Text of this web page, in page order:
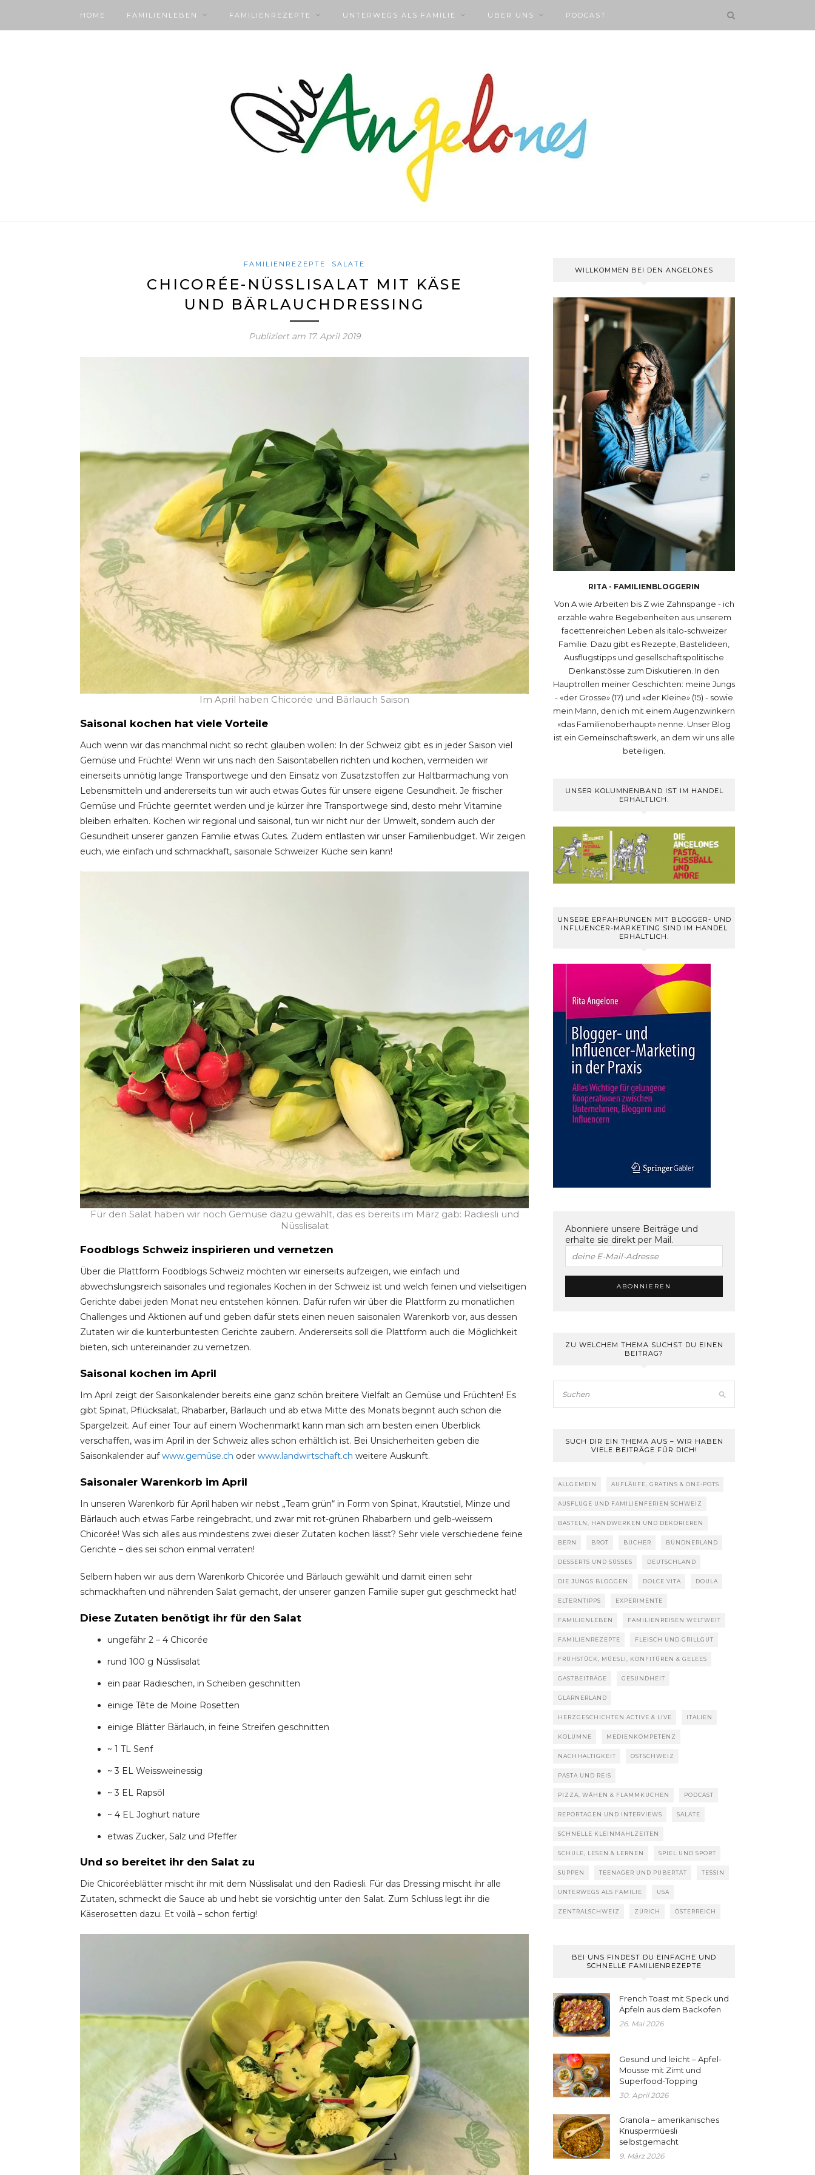
HOME FAMILIENLEBEN FAMILIENREZEPTE UNTERWEGS ALS FAMILIE ÜBER UNS PODCAST
FAMILIENREZEPTE SALATE
CHICORÉE-NÜSSLISALAT MIT KÄSE
UND BÄRLAUCHDRESSING
Publiziert am 17. April 2019
Im April haben Chicorée und Bärlauch Saison
Saisonal kochen hat viele Vorteile
Auch wenn wir das manchmal nicht so recht glauben wollen: In der Schweiz gibt es in jeder Saison viel
Gemüse und Früchte! Wenn wir uns nach den Saisontabellen richten und kochen, vermeiden wir
einerseits unnötig lange Transportwege und den Einsatz von Zusatzstoffen zur Haltbarmachung von
Lebensmitteln und andererseits tun wir auch etwas Gutes für unsere eigene Gesundheit. Je frischer
Gemüse und Früchte geerntet werden und je kürzer ihre Transportwege sind, desto mehr Vitamine
bleiben erhalten. Kochen wir regional und saisonal, tun wir nicht nur der Umwelt, sondern auch der
Gesundheit unserer ganzen Familie etwas Gutes. Zudem entlasten wir unser Familienbudget. Wir zeigen
euch, wie einfach und schmackhaft, saisonale Schweizer Küche sein kann!
Für den Salat haben wir noch Gemüse dazu gewählt, das es bereits im März gab: Radiesli und
Nüsslisalat
Foodblogs Schweiz inspirieren und vernetzen
Über die Plattform Foodblogs Schweiz möchten wir einerseits aufzeigen, wie einfach und
abwechslungsreich saisonales und regionales Kochen in der Schweiz ist und welch feinen und vielseitigen
Gerichte dabei jeden Monat neu entstehen können. Dafür rufen wir über die Plattform zu monatlichen
Challenges und Aktionen auf und geben dafür stets einen neuen saisonalen Warenkorb vor, aus dessen
Zutaten wir die kunterbuntesten Gerichte zaubern. Andererseits soll die Plattform auch die Möglichkeit
bieten, sich untereinander zu vernetzen.
Saisonal kochen im April
Im April zeigt der Saisonkalender bereits eine ganz schön breitere Vielfalt an Gemüse und Früchten! Es
gibt Spinat, Pflücksalat, Rhabarber, Bärlauch und ab etwa Mitte des Monats beginnt auch schon die
Spargelzeit. Auf einer Tour auf einem Wochenmarkt kann man sich am besten einen Überblick
verschaffen, was im April in der Schweiz alles schon erhältlich ist. Bei Unsicherheiten geben die
Saisonkalender aufwww.gemüse.ch oder www.landwirtschaft.ch weitere Auskunft.
Saisonaler Warenkorb im April
In unseren Warenkorb für April haben wir nebst „Team grün“ in Form von Spinat, Krautstiel, Minze und
Bärlauch auch etwas Farbe reingebracht, und zwar mit rot-grünen Rhabarbern und gelb-weissem
Chicorée! Was sich alles aus mindestens zwei dieser Zutaten kochen lässt? Sehr viele verschiedene feine
Gerichte – dies sei schon einmal verraten!
Selbern haben wir aus dem Warenkorb Chicorée und Bärlauch gewählt und damit einen sehr
schmackhaften und nährenden Salat gemacht, der unserer ganzen Familie super gut geschmeckt hat!
Diese Zutaten benötigt ihr für den Salat
ungefähr 2 – 4 Chicorée
rund 100 g Nüsslisalat
ein paar Radieschen, in Scheiben geschnitten
einige Tête de Moine Rosetten
einige Blätter Bärlauch, in feine Streifen geschnitten
~ 1 TL Senf
~ 3 EL Weissweinessig
~ 3 EL Rapsöl
~ 4 EL Joghurt nature
etwas Zucker, Salz und Pfeffer
Und so bereitet ihr den Salat zu
Die Chicoréeblätter mischt ihr mit dem Nüsslisalat und den Radiesli. Für das Dressing mischt ihr alle
Zutaten, schmeckt die Sauce ab und hebt sie vorsichtig unter den Salat. Zum Schluss legt ihr die
Käserosetten dazu. Et voilà – schon fertig!
WILLKOMMEN BEI DEN ANGELONES
RITA - FAMILIENBLOGGERIN
Von A wie Arbeiten bis Z wie Zahnspange - ich
erzähle wahre Begebenheiten aus unserem
facettenreichen Leben als italo-schweizer
Familie. Dazu gibt es Rezepte, Bastelideen,
Ausflugstipps und gesellschaftspolitische
Denkanstösse zum Diskutieren. In den
Hauptrollen meiner Geschichten: meine Jungs
- «der Grosse» (17) und «der Kleine» (15) - sowie
mein Mann, den ich mit einem Augenzwinkern
«das Familienoberhaupt» nenne. Unser Blog
ist ein Gemeinschaftswerk, an dem wir uns alle
beteiligen.
UNSER KOLUMNENBAND IST IM HANDEL
ERHÄLTLICH.
UNSERE ERFAHRUNGEN MIT BLOGGER- UND
INFLUENCER-MARKETING SIND IM HANDEL
ERHÄLTLICH.
Abonniere unsere Beiträge und
erhalte sie direkt per Mail.
ZU WELCHEM THEMA SUCHST DU EINEN
BEITRAG?
SUCH DIR EIN THEMA AUS – WIR HABEN
VIELE BEITRÄGE FÜR DICH!
ALLGEMEIN AUFLÄUFE, GRATINS & ONE-POTS
AUSFLÜGE UND FAMILIENFERIEN SCHWEIZ
BASTELN, HANDWERKEN UND DEKORIEREN
BERN BROT BÜCHER BÜNDNERLAND
DESSERTS UND SÜSSES DEUTSCHLAND
DIE JUNGS BLOGGEN DOLCE VITA DOULA
ELTERNTIPPS EXPERIMENTE
FAMILIENLEBEN FAMILIENREISEN WELTWEIT
FAMILIENREZEPTE FLEISCH UND GRILLGUT
FRÜHSTÜCK, MÜESLI, KONFITÜREN & GELEES
GASTBEITRÄGE GESUNDHEIT
GLARNERLAND
HERZGESCHICHTEN ACTIVE & LIVE ITALIEN
KOLUMNE MEDIENKOMPETENZ
NACHHALTIGKEIT OSTSCHWEIZ
PASTA UND REIS
PIZZA, WÄHEN & FLAMMKUCHEN PODCAST
REPORTAGEN UND INTERVIEWS SALATE
SCHNELLE KLEINMAHLZEITEN
SCHULE, LESEN & LERNEN SPIEL UND SPORT
SUPPEN TEENAGER UND PUBERTÄT TESSIN
UNTERWEGS ALS FAMILIE USA
ZENTRALSCHWEIZ ZÜRICH ÖSTERREICH
BEI UNS FINDEST DU EINFACHE UND
SCHNELLE FAMILIENREZEPTE
French Toast mit Speck und
Äpfeln aus dem Backofen
26. Mai 2026
Gesund und leicht – Apfel-
Mousse mit Zimt und
Superfood-Topping
30. April 2026
Granola – amerikanisches
Knuspermüesli
selbstgemacht
9. März 2026